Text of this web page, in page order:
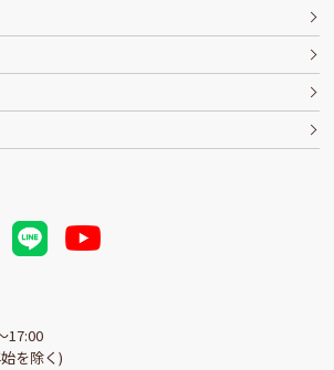
17:00
を除く)